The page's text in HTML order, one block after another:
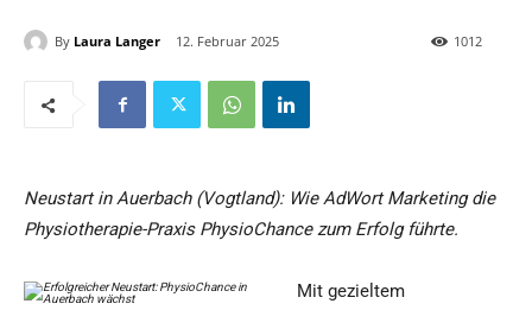
By Laura Langer 12. Februar 2025 1012
Neustart in Auerbach (Vogtland): Wie AdWort Marketing die
Physiotherapie-Praxis PhysioChance zum Erfolg führte.
Mit gezieltem